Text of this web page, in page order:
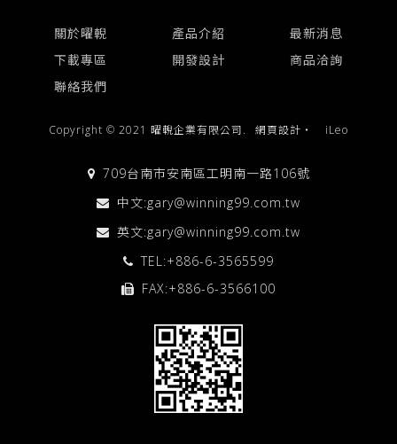
關於曜輗 產品介紹
最新消息
下載專區
開發設計
商品洽詢
聯絡我們
Copyright © 2021 曜輗企業有限公司. 網頁設計 ‧ iLeo
709台南市安南區工明南一路106號
中文:gary@winning99.com.tw
英文:gary@winning99.com.tw
TEL:+886-6-3565599
FAX:+886-6-3566100